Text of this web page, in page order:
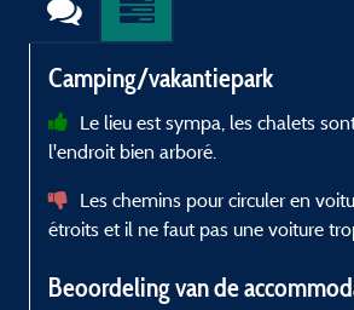
Camping/vakantiepark
Le lieu est sympa, les chalets
l'endroit bien arboré.
Les chemins pour circuler en
étroits et il ne faut pas une voiture
Beoordeling van de